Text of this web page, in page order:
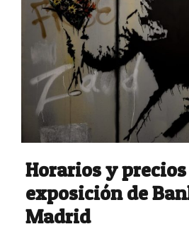
Horarios y
exposición de
Madrid